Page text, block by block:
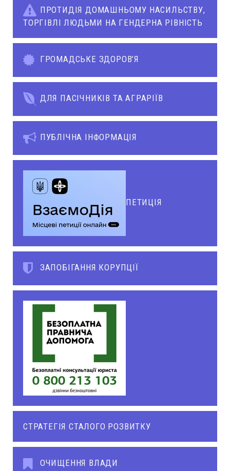
ПРОТИДІЯ ДОМАШНЬОМУ НАСИЛЬСТВУ,
ТОРГІВЛІ ЛЮДЬМИ НА ГЕНДЕРНА РІВНІСТЬ
ГРОМАДСЬКЕ ЗДОРОВ’Я
ДЛЯ ПАСІЧНИКІВ ТА АГРАРІЇВ
ПУБЛІЧНА ІНФОРМАЦІЯ
ПЕТИЦІЯ
ЗАПОБІГАННЯ КОРУПЦІЇ
СТРАТЕГІЯ СТАЛОГО РОЗВИТКУ
ОЧИЩЕННЯ ВЛАДИ